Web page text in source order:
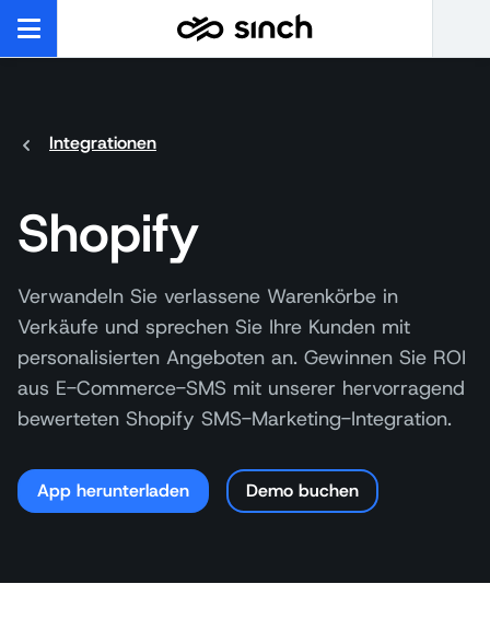
Integrationen
Shopify
Verwandeln Sie verlassene Warenkörbe in
Verkäufe und sprechen Sie Ihre Kunden mit
personalisierten Angeboten an. Gewinnen Sie ROI
aus E-Commerce-SMS mit unserer hervorragend
bewerteten Shopify SMS-Marketing-Integration.
App herunterladen Demo buchen